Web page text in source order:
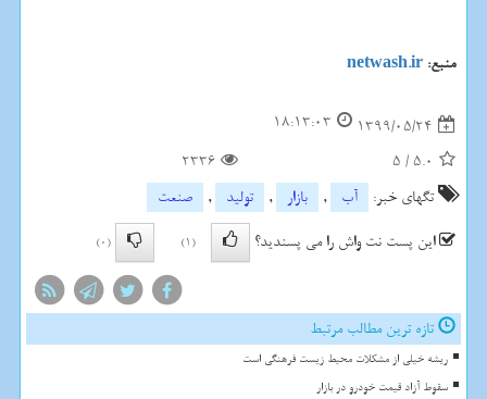
منبع: netwash.ir
1399/05/24
18:13:03
5.0
/
5
2336
تگهای خبر:
آب , بازار , تولید ,
صنعت
این پست نت واش را می پسندید؟
(1)
(0)
تازه ترین مطالب مرتبط
ریشه خیلی از مشکلات محیط زیست فرهنگی است
سقوط آزاد قیمت خودرو در بازار